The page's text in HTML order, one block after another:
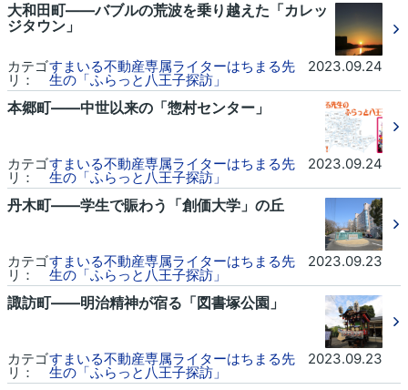
大和田町――バブルの荒波を乗り越えた「カレッ
ジタウン」
カテゴ
リ：
すまいる不動産専属ライターはちまる先
生の「ふらっと八王子探訪」
2023.09.24
本郷町――中世以来の「惣村センター」
カテゴ
リ：
すまいる不動産専属ライターはちまる先
生の「ふらっと八王子探訪」
2023.09.24
丹木町――学生で賑わう「創価大学」の丘
カテゴ
リ：
すまいる不動産専属ライターはちまる先
生の「ふらっと八王子探訪」
2023.09.23
諏訪町――明治精神が宿る「図書塚公園」
カテゴ
リ：
すまいる不動産専属ライターはちまる先
生の「ふらっと八王子探訪」
2023.09.23